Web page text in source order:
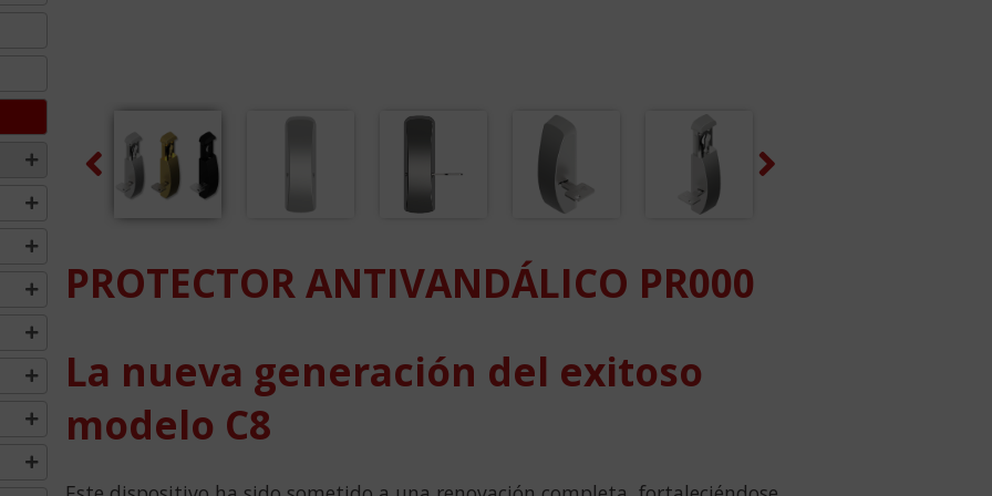
Previous
PROTECTOR ANTIVANDÁLICO PR000
La nueva generación del exitoso
modelo C8